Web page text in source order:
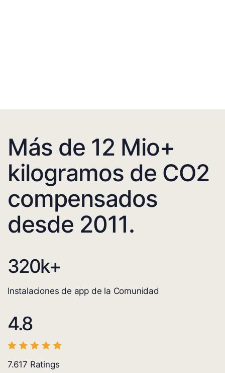
Más de 12 Mio+
kilogramos de CO2
compensados
desde 2011.
320k+
Instalaciones de app de la Comunidad
4.8
7.617 Ratings